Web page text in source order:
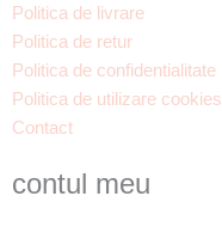
Politica de livrare
Politica de retur
Politica de confidentialitate
Politica de utilizare cookies
Contact
contul meu